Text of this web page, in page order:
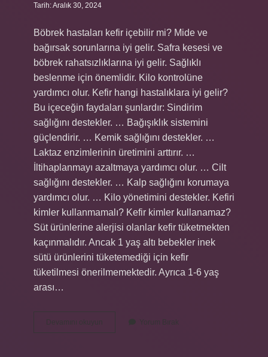
Tarih: Aralık 30, 2024
Böbrek hastaları kefir içebilir mi? Mide ve
bağırsak sorunlarına iyi gelir. Safra kesesi ve
böbrek rahatsızlıklarına iyi gelir. Sağlıklı
beslenme için önemlidir. Kilo kontrolüne
yardımcı olur. Kefir hangi hastalıklara iyi gelir?
Bu içeceğin faydaları şunlardır: Sindirim
sağlığını destekler. … Bağışıklık sistemini
güçlendirir. … Kemik sağlığını destekler. …
Laktaz enzimlerinin üretimini arttırır. …
İltihaplanmayı azaltmaya yardımcı olur. … Cilt
sağlığını destekler. … Kalp sağlığını korumaya
yardımcı olur. … Kilo yönetimini destekler. Kefiri
kimler kullanmamalı? Kefir kimler kullanamaz?
Süt ürünlerine alerjisi olanlar kefir tüketmekten
kaçınmalıdır. Ancak 1 yaş altı bebekler inek
sütü ürünlerini tüketemediği için kefir
tüketilmesi önerilmemektedir. Ayrıca 1-6 yaş
arası…
Devamını okuyun
Böbreklere
Yorum Bırak